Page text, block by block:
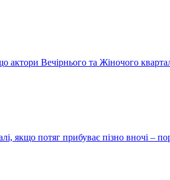
актори Вечірнього та Жіночого
якщо потяг прибуває пізно вночі –